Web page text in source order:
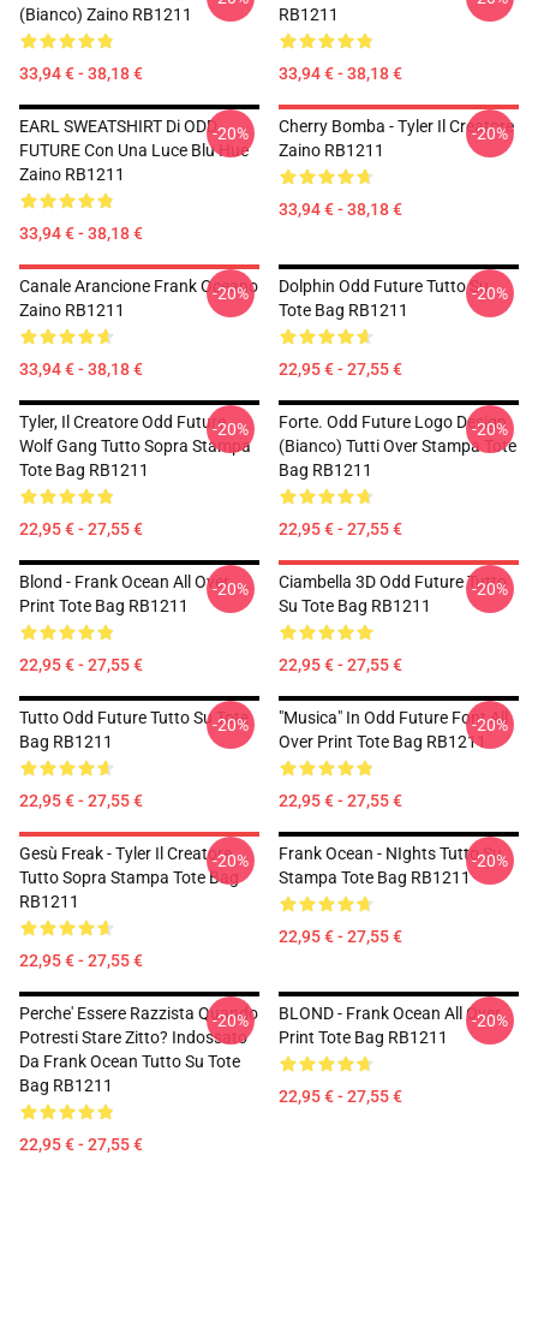
(bianco) Zaino RB1211
33,94 € - 38,18 €
RB1211
33,94 € - 38,18 €
EARL SWEATSHIRT Di ODD
FUTURE Con Una Luce Blu Hue
Zaino RB1211
33,94 € - 38,18 €
-20%
Cherry Bomba - Tyler Il Creatore
Zaino RB1211
33,94 € - 38,18 €
-20%
Canale Arancione Frank Oceano
Zaino RB1211
33,94 € - 38,18 €
-20%
Dolphin Odd Future Tutto Su
Tote Bag RB1211
22,95 € - 27,55 €
-20%
Tyler, Il Creatore Odd Future
Wolf Gang Tutto Sopra Stampa
Tote Bag RB1211
22,95 € - 27,55 €
-20%
Forte. Odd Future Logo Design
(bianco) Tutti Over Stampa Tote
Bag RB1211
22,95 € - 27,55 €
-20%
Blond - Frank Ocean All Over
Print Tote Bag RB1211
22,95 € - 27,55 €
-20%
Ciambella 3D Odd Future Tutto
Su Tote Bag RB1211
22,95 € - 27,55 €
-20%
Tutto Odd Future Tutto Su Tote
Bag RB1211
22,95 € - 27,55 €
-20%
"Musica" In Odd Future Font All
Over Print Tote Bag RB1211
22,95 € - 27,55 €
-20%
Gesù Freak - Tyler Il Creatore
Tutto Sopra Stampa Tote Bag
RB1211
22,95 € - 27,55 €
-20%
Frank Ocean - NIghts Tutto Su
Stampa Tote Bag RB1211
22,95 € - 27,55 €
-20%
Perche' Essere Razzista Quando
Potresti Stare Zitto? Indossato
Da Frank Ocean Tutto Su Tote
Bag RB1211
22,95 € - 27,55 €
-20%
BLOND - Frank Ocean All Over
Print Tote Bag RB1211
22,95 € - 27,55 €
-20%